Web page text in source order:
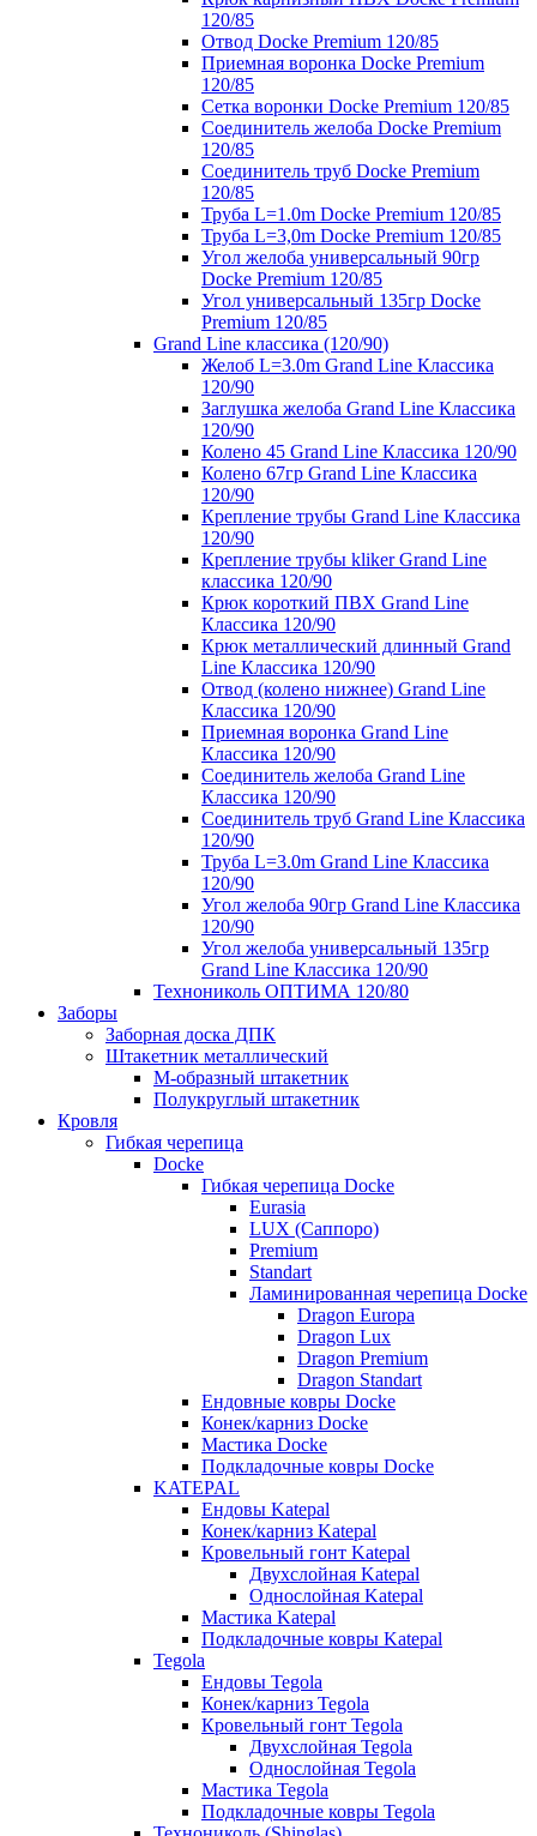
120/85
Отвод Docke Premium 120/85
Приемная воронка Docke Premium
120/85
Сетка воронки Docke Premium 120/85
Соединитель желоба Docke Premium
120/85
Соединитель труб Docke Premium
120/85
Труба L=1.0m Docke Premium 120/85
Труба L=3,0m Docke Premium 120/85
Угол желоба универсальный 90гр
Docke Premium 120/85
Угол универсальный 135гр Docke
Premium 120/85
Grand Line классика (120/90)
Желоб L=3.0m Grand Line Классика
120/90
Заглушка желоба Grand Line Классика
120/90
Колено 45 Grand Line Классика 120/90
Колено 67гр Grand Line Классика
120/90
Крепление трубы Grand Line Классика
120/90
Крепление трубы kliker Grand Line
классика 120/90
Крюк короткий ПВХ Grand Line
Классика 120/90
Крюк металлический длинный Grand
Line Классика 120/90
Отвод (колено нижнее) Grand Line
Классика 120/90
Приемная воронка Grand Line
Классика 120/90
Соединитель желоба Grand Line
Классика 120/90
Соединитель труб Grand Line Классика
120/90
Труба L=3.0m Grand Line Классика
120/90
Угол желоба 90гр Grand Line Классика
120/90
Угол желоба универсальный 135гр
Grand Line Классика 120/90
Технониколь ОПТИМА 120/80
Заборы
Заборная доска ДПК
Штакетник металлический
М-образный штакетник
Полукруглый штакетник
Кровля
Гибкая черепица
Docke
Гибкая черепица Docke
Eurasia
LUX (Саппоро)
Premium
Standart
Ламинированная черепица Docke
Dragon Europa
Dragon Lux
Dragon Premium
Dragon Standart
Ендовные ковры Docke
Конек/карниз Docke
Мастика Docke
Подкладочные ковры Docke
KATEPAL
Ендовы Katepal
Конек/карниз Katepal
Кровельный гонт Katepal
Двухслойная Katepal
Однослойная Katepal
Мастика Katepal
Подкладочные ковры Katepal
Tegola
Ендовы Tegola
Конек/карниз Tegola
Кровельный гонт Tegola
Двухслойная Tegola
Однослойная Tegola
Мастика Tegola
Подкладочные ковры Tegola